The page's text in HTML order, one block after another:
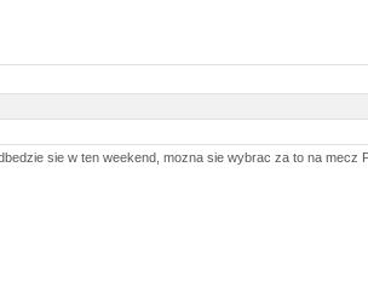
sie w ten weekend, mozna sie wybrac za to na mecz